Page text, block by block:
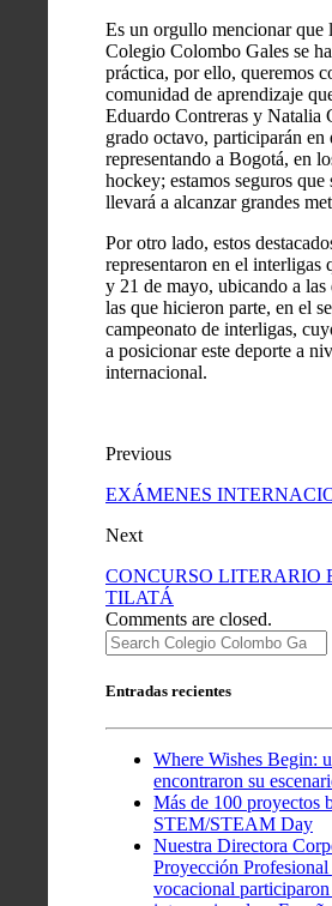
Es un orgullo mencionar que
Colegio Colombo Gales se
práctica, por ello, queremos
comunidad de aprendizaje
Eduardo Contreras y Natalia
grado octavo, participarán
representando a Bogotá, en
hockey; estamos seguros
llevará a alcanzar grandes
Por otro lado, estos
representaron en el interligas
y 21 de mayo, ubicando a las
las que hicieron parte, en el
campeonato de interligas,
a posicionar este deporte a
internacional.
Previous
EXÁMENES
Next
CONCURSO LITERARIO
TILATÁ
Comments are closed.
Entradas recientes
Where Wishes Begin:
encontraron su
Más de 100 proyectos
STEM/STEAM Day
Nuestra Directora
Proyección
vocacional